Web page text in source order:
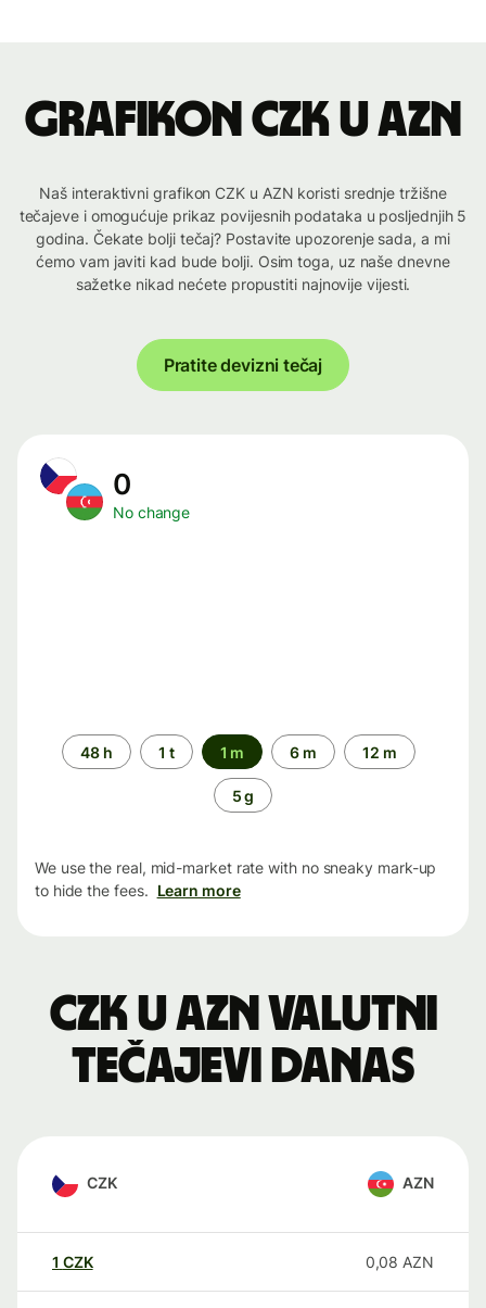
Grafikon CZK u AZN
Naš interaktivni grafikon CZK u AZN koristi srednje tržišne
tečajeve i omogućuje prikaz povijesnih podataka u posljednjih 5
godina. Čekate bolji tečaj? Postavite upozorenje sada, a mi
ćemo vam javiti kad bude bolji. Osim toga, uz naše dnevne
sažetke nikad nećete propustiti najnovije vijesti.
Pratite devizni tečaj
0
No change
Time
period
48 h 1 t 1 m 6 m 12 m
5 g
We use the real, mid-market rate with no sneaky mark-up
to hide the fees. Learn more
CZK u AZN valutni
tečajevi danas
CZK AZN
1 CZK 0,08 AZN